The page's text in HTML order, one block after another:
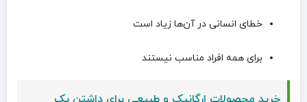
خطای انسانی در آن‌ها زیاد است
برای همه افراد مناسب نیستند
خرید محصولات ارگانیک و طبیعی برای داشتن یک